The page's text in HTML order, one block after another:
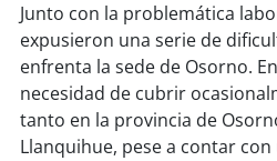
Junto con la problemática
expusieron una serie de
enfrenta la sede de Osorno.
necesidad de cubrir
tanto en la provincia de
Llanquihue, pese a contar